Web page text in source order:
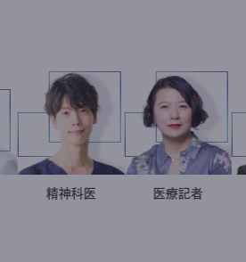
藤野智哉
精神科医 岩永直子
医療記者